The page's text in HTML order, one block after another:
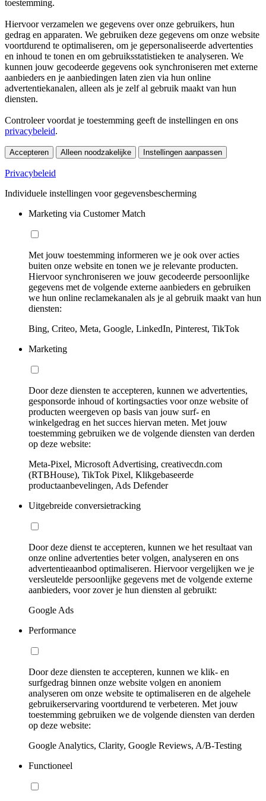
toestemming.
Hiervoor verzamelen we gegevens over onze gebruikers, hun
gedrag en apparaten. We gebruiken deze gegevens om onze website
voortdurend te optimaliseren, om je gepersonaliseerde advertenties
en inhoud te tonen en om gebruiksstatistieken te analyseren. We
kunnen jouw gecodeerde gegevens ook synchroniseren met externe
aanbieders en je aanbiedingen laten zien via hun online
advertentiekanalen, alleen als je zelf al gebruik maakt van hun
diensten.
Controleer voordat je toestemming geeft de instellingen en ons
privacybeleid.
Accepteren Alleen noodzakelijke Instellingen aanpassen
Privacybeleid
Individuele instellingen voor gegevensbescherming
Marketing via Customer Match
Met jouw toestemming informeren we je ook over acties
buiten onze website en tonen we je relevante producten.
Hiervoor synchroniseren we jouw gecodeerde persoonlijke
gegevens met de volgende externe aanbieders en gebruiken
we hun online reclamekanalen als je al gebruik maakt van hun
diensten:
Bing, Criteo, Meta, Google, LinkedIn, Pinterest, TikTok
Marketing
Door deze diensten te accepteren, kunnen we advertenties,
gesponsorde inhoud of kortingsacties voor onze website of
producten weergeven op basis van jouw surf- en
winkelgedrag en het succes hiervan meten. Met jouw
toestemming gebruiken we de volgende diensten van derden
op deze website:
Meta-Pixel, Microsoft Advertising, creativecdn.com
(RTBHouse), TikTok Pixel, Klikgebaseerde
productaanbevelingen, Ads Defender
Uitgebreide conversietracking
Door deze dienst te accepteren, kunnen we het resultaat van
onze online advertenties beter volgen, analyseren en ons
advertentieaanbod optimaliseren. Hiervoor vergelijken we je
versleutelde persoonlijke gegevens met de volgende externe
aanbieders, voor zover je hun diensten al gebruikt:
Google Ads
Performance
Door deze diensten te accepteren, kunnen we klik- en
surfgedrag binnen onze website volgen en anoniem
analyseren om onze website te optimaliseren en de algehele
gebruikerservaring voortdurend te verbeteren. Met jouw
toestemming gebruiken we de volgende diensten van derden
op deze website:
Google Analytics, Clarity, Google Reviews, A/B-Testing
Functioneel